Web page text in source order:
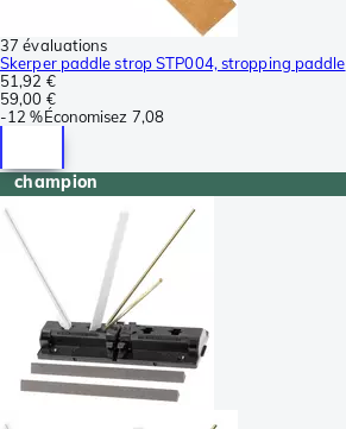
37 évaluations
Skerper paddle strop STP004, stropping paddle
51,92 €
59,00 €
-12 %Économisez 7,08
champion